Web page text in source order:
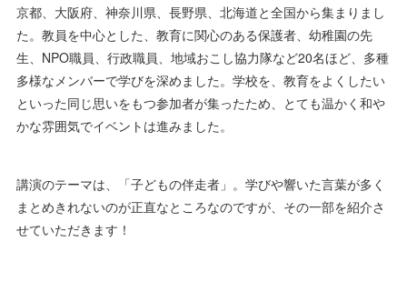
京都、大阪府、神奈川県、長野県、北海道と全国から集まりまし
た。教員を中心とした、教育に関心のある保護者、幼稚園の先
生、NPO職員、行政職員、地域おこし協力隊など20名ほど、多種
多様なメンバーで学びを深めました。学校を、教育をよくしたい
といった同じ思いをもつ参加者が集ったため、とても温かく和や
かな雰囲気でイベントは進みました。
講演のテーマは、「子どもの伴走者」。学びや響いた言葉が多く
まとめきれないのが正直なところなのですが、その一部を紹介さ
せていただきます！